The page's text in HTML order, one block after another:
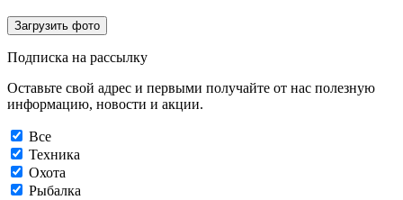
Загрузить фото
Подписка на рассылку
Оставьте свой адрес и первыми получайте от нас полезную
информацию, новости и акции.
Все
Техника
Охота
Рыбалка